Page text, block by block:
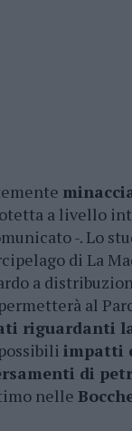
a livello
-. Lo
di La
a
al
riguardanti
impatti
di
nelle